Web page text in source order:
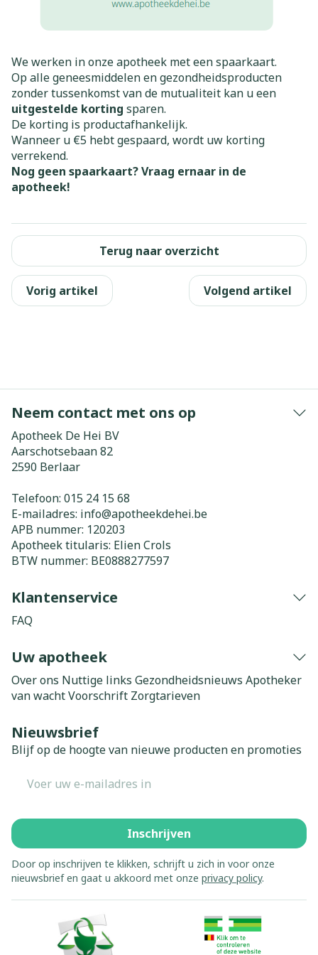
We werken in onze apotheek met een spaarkaart.
Op alle geneesmiddelen en gezondheidsproducten
zonder tussenkomst van de mutualiteit kan u een
uitgestelde korting sparen.
De korting is productafhankelijk.
Wanneer u €5 hebt gespaard, wordt uw korting
verrekend.
Nog geen spaarkaart? Vraag ernaar in de
apotheek!
Terug naar overzicht
Vorig artikel Volgend artikel
Neem contact met ons op
Apotheek De Hei BV
Aarschotsebaan 82
2590 Berlaar
Telefoon: 015 24 15 68
E-mailadres: info@apotheekdehei.be
APB nummer: 120203
Apotheek titularis: Elien Crols
BTW nummer: BE0888277597
Klantenservice
FAQ
Uw apotheek
Over ons Nuttige links Gezondheidsnieuws Apotheker
van wachtVoorschrift Zorgtarieven
Nieuwsbrief
Blijf op de hoogte van nieuwe producten en promoties
Inschrijven
Door op inschrijven te klikken, schrijft u zich in voor onze
nieuwsbrief en gaat u akkoord met onze privacy policy.